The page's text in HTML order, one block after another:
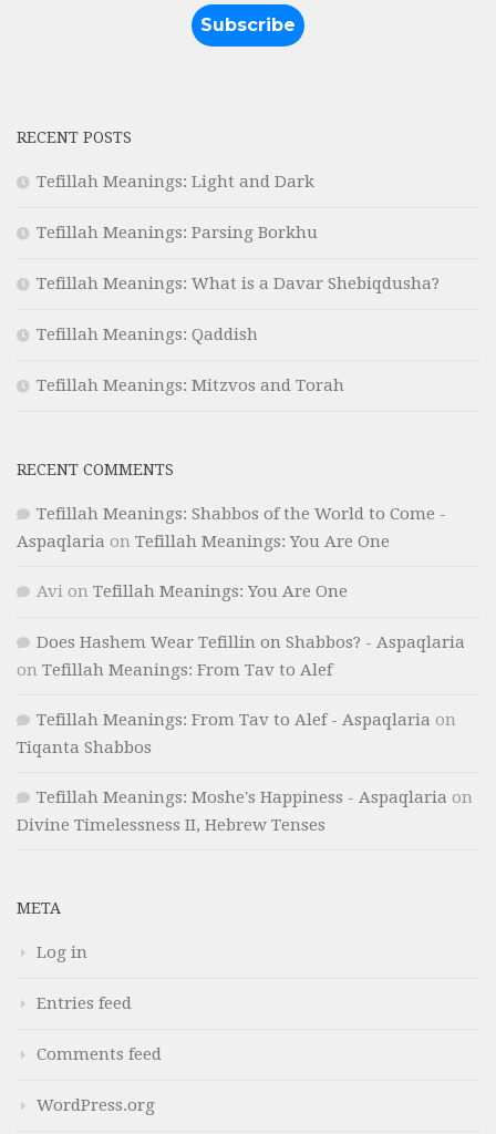
RECENT POSTS
Tefillah Meanings: Light and Dark
Tefillah Meanings: Parsing Borkhu
Tefillah Meanings: What is a Davar Shebiqdusha?
Tefillah Meanings: Qaddish
Tefillah Meanings: Mitzvos and Torah
RECENT COMMENTS
Tefillah Meanings: Shabbos of the World to Come -
Aspaqlaria on Tefillah Meanings: You Are One
Avi on Tefillah Meanings: You Are One
Does Hashem Wear Tefillin on Shabbos? - Aspaqlaria
on Tefillah Meanings: From Tav to Alef
Tefillah Meanings: From Tav to Alef - Aspaqlaria on
Tiqanta Shabbos
Tefillah Meanings: Moshe's Happiness - Aspaqlaria on
Divine Timelessness II, Hebrew Tenses
META
Log in
Entries feed
Comments feed
WordPress.org